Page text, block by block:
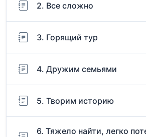
2. Все сложно
3. Горящий тур
4. Дружим семьями
5. Творим историю
6. Тяжело найти, легко